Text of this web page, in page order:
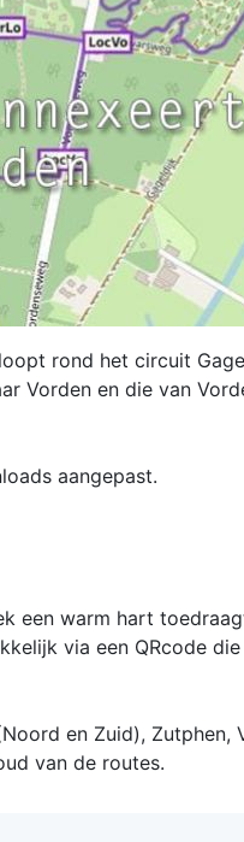
rond het circuit
Vorden en die van
aangepast.
een warm hart
via een QRcode
en Zuid), Zutphen,
van de routes.